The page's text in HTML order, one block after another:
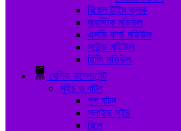
রিয়েল টাইম ক্লক
জয়স্টিক মডিউল
এসডি কার্ড মডিউল
সাউন্ড মডিউল
হিটিং মডিউল
বেসিক কম্পোনেন্ট
সুইচ ও বাটন
পুশ বাটন
স্লাইড সুইচ
রিলে